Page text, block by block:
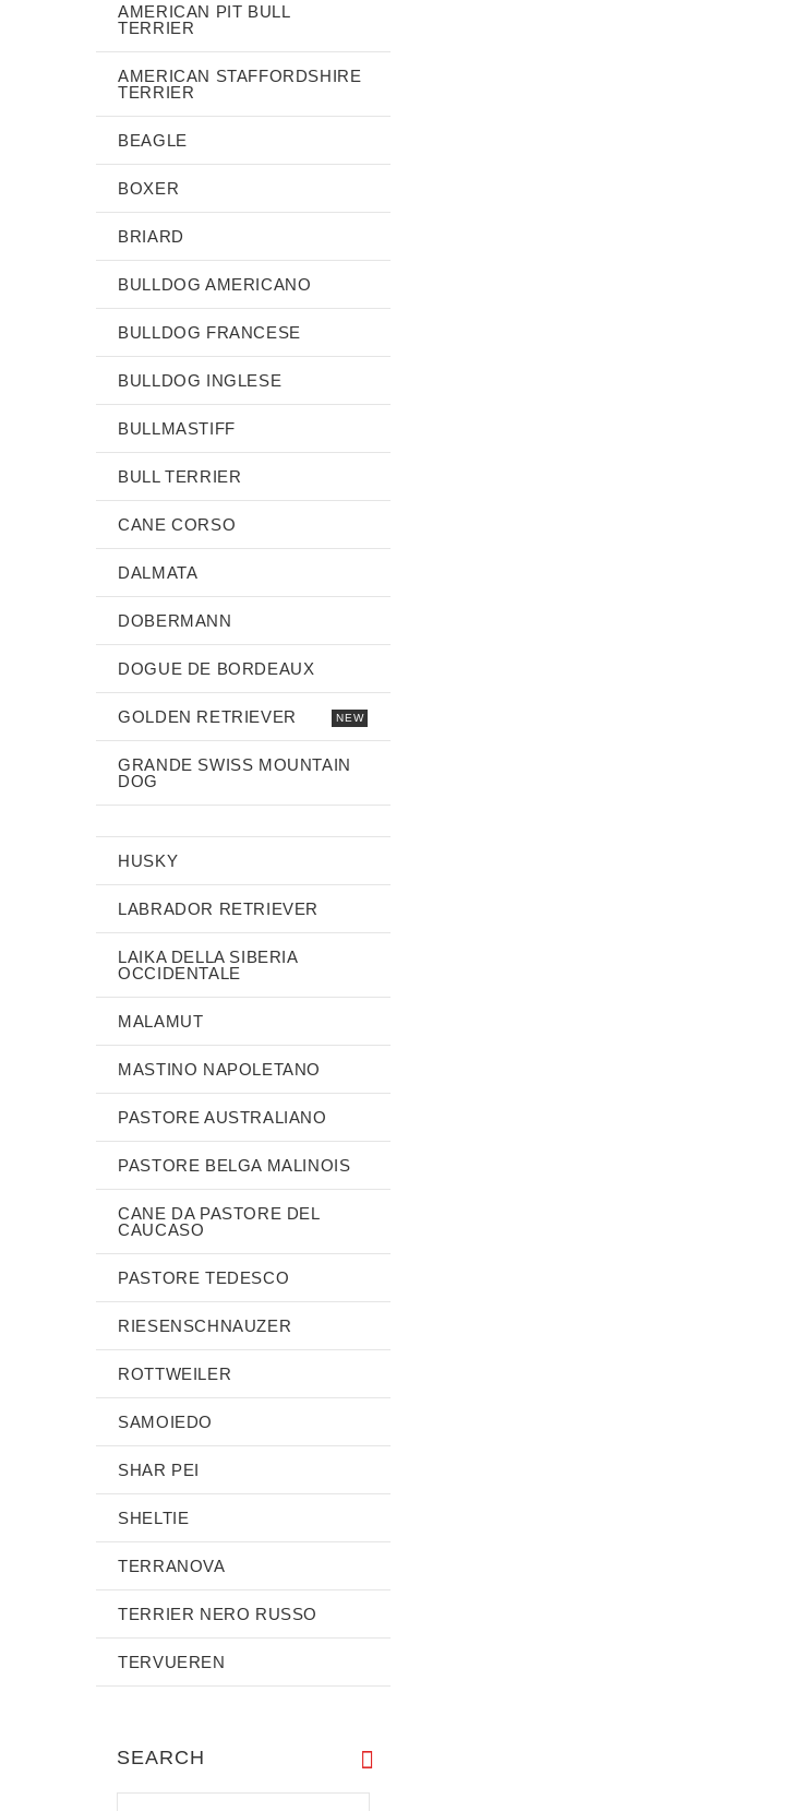
AMERICAN PIT BULL
TERRIER
AMERICAN STAFFORDSHIRE
TERRIER
BEAGLE
BOXER
BRIARD
BULLDOG AMERICANO
BULLDOG FRANCESE
BULLDOG INGLESE
BULLMASTIFF
BULL TERRIER
CANE CORSO
DALMATA
DOBERMANN
DOGUE DE BORDEAUX
GOLDEN RETRIEVER NEW
GRANDE SWISS MOUNTAIN
DOG
HUSKY
LABRADOR RETRIEVER
LAIKA DELLA SIBERIA
OCCIDENTALE
MALAMUT
MASTINO NAPOLETANO
PASTORE AUSTRALIANO
PASTORE BELGA MALINOIS
CANE DA PASTORE DEL
CAUCASO
PASTORE TEDESCO
RIESENSCHNAUZER
ROTTWEILER
SAMOIEDO
SHAR PEI
SHELTIE
TERRANOVA
TERRIER NERO RUSSO
TERVUEREN
SEARCH